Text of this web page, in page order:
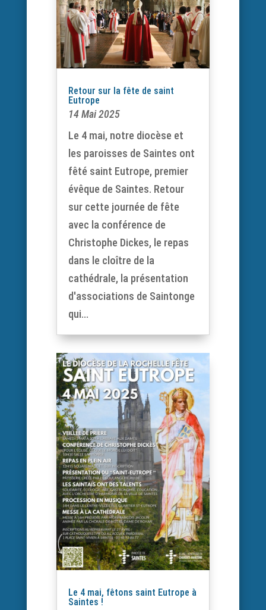
Retour sur la fête de saint
Eutrope
14 Mai 2025
Le 4 mai, notre diocèse et
les paroisses de Saintes ont
fêté saint Eutrope, premier
évêque de Saintes. Retour
sur cette journée de fête
avec la conférence de
Christophe Dickes, le repas
dans le cloître de la
cathédrale, la présentation
d'associations de Saintonge
qui...
Le 4 mai, fêtons saint Eutrope à
Saintes !